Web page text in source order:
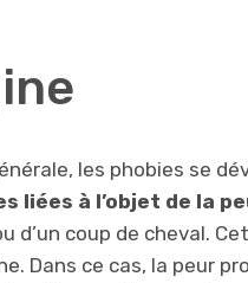
les phobies se
liées à l’objet de la
d’un coup de cheval.
Dans ce cas, la peur